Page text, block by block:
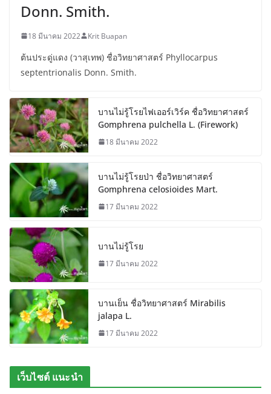
Donn. Smith.
18 มีนาคม 2022 Krit Buapan
ต้นประดู่แดง (วาสุเทพ) ชื่อวิทยาศาสตร์ Phyllocarpus
septentrionalis Donn. Smith.
บานไม่รู้โรยไฟเออร์เวิร์ค ชื่อวิทยาศาสตร์
Gomphrena pulchella L. (Firework)
18 มีนาคม 2022
บานไม่รู้โรยป่า ชื่อวิทยาศาสตร์
Gomphrena celosioides Mart.
17 มีนาคม 2022
บานไม่รู้โรย
17 มีนาคม 2022
บานเย็น ชื่อวิทยาศาสตร์ Mirabilis
jalapa L.
17 มีนาคม 2022
เว็บไซต์ แนะนำ